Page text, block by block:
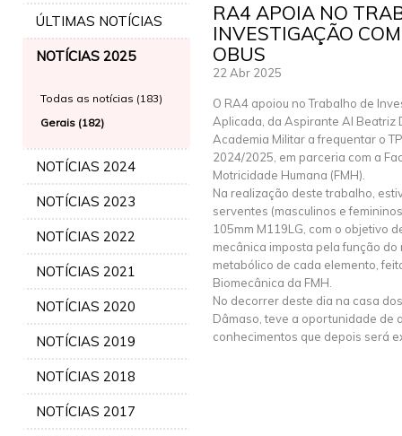
ÚLTIMAS NOTÍCIAS
NOTÍCIAS 2025
Todas as notícias (183)
Gerais (182)
NOTÍCIAS 2024
NOTÍCIAS 2023
NOTÍCIAS 2022
NOTÍCIAS 2021
NOTÍCIAS 2020
NOTÍCIAS 2019
NOTÍCIAS 2018
NOTÍCIAS 2017
RA4 APOIA NO
INVESTIGAÇÃO
OBUS
22 Abr 2025
O RA4 apoiou no Trabalho de
Aplicada, da Aspirante Al Beatriz
Academia Militar a frequentar o
2024/2025, em parceria com a
Motricidade Humana (FMH).
Na realização deste trabalho,
serventes (masculinos e
105mm M119LG, com o objetivo
mecânica imposta pela função do
metabólico de cada elemento,
Biomecânica da FMH.
No decorrer deste dia na casa
Dâmaso, teve a oportunidade de
conhecimentos que depois será